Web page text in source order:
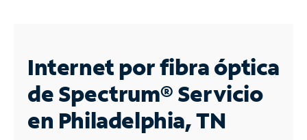
Business
Contáctanos
Internet por fibra óptica
de Spectrum®Servicio
en Philadelphia, TN